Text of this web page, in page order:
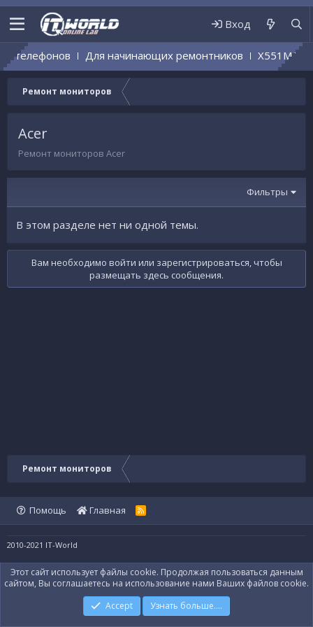
Вход
телефонов Для начинающих ремонтников X551MA
Ремонт мониторов
Acer
Ремонт мониторов Acer
Фильтры
В этом разделе нет ни одной темы.
Вам необходимо войти или зарегистрироваться, чтобы
размещать здесь сообщения.
Ремонт мониторов
Помощь Главная
R
2010-2021 IT-World
Этот сайт использует файлы cookie. Продолжая пользоваться данным
сайтом, Вы соглашаетесь на использование нами Ваших файлов cookie.
Accept
Узнать больше....